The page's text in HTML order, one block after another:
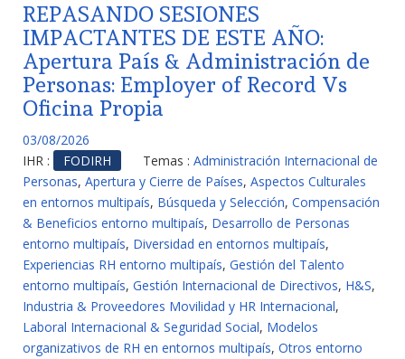
REPASANDO SESIONES
IMPACTANTES DE ESTE AÑO:
Apertura País & Administración de
Personas: Employer of Record Vs
Oficina Propia
03/08/2026
IHR :
FODIRH Temas : Administración Internacional de
Personas, Apertura y Cierre de Países, Aspectos Culturales
en entornos multipaís, Búsqueda y Selección, Compensación
& Beneficios entorno multipaís, Desarrollo de Personas
entorno multipaís, Diversidad en entornos multipaís,
Experiencias RH entorno multipaís, Gestión del Talento
entorno multipaís, Gestión Internacional de Directivos, H&S,
Industria & Proveedores Movilidad y HR Internacional,
Laboral Internacional & Seguridad Social, Modelos
organizativos de RH en entornos multipaís, Otros entorno